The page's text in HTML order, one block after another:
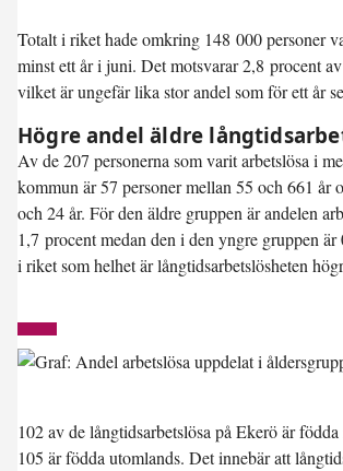
Totalt i riket hade omkring 148 000 personer
minst ett år i juni. Det motsvarar 2,8 procent
vilket är ungefär lika stor andel som för ett år
Högre andel äldre
Av de 207 personerna som varit arbetslösa i
kommun är 57 personer mellan 55 och 661 år
och 24 år. För den äldre gruppen är andelen
1,7 procent medan den i den yngre gruppen
i riket som helhet är långtidsarbetslösheten
102 av de långtidsarbetslösa på Ekerö är
105 är födda utomlands. Det innebär att